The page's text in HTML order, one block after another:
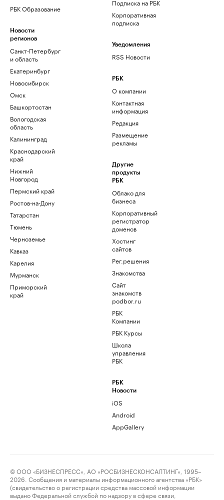
РБК Образование
Новости
регионов
Санкт-Петербург
и область
Екатеринбург
Новосибирск
Омск
Башкортостан
Вологодская
область
Калининград
Краснодарский
край
Нижний
Новгород
Пермский край
Ростов-на-Дону
Татарстан
Тюмень
Черноземье
Кавказ
Карелия
Мурманск
Приморский
край
Подписка на РБК
Корпоративная
подписка
Уведомления
RSS Новости
РБК
О компании
Контактная
информация
Редакция
Размещение
рекламы
Другие
продукты
РБК
Облако для
бизнеса
Корпоративный
регистратор
доменов
Хостинг
сайтов
Рег.решения
Знакомства
Сайт
знакомств
podbor.ru
РБК
Компании
РБК Курсы
Школа
управления
РБК
РБК
Новости
iOS
Android
AppGallery
© ООО «БИЗНЕСПРЕСС», АО «РОСБИЗНЕСКОНСАЛТИНГ», 1995–
2026. Сообщения и материалы информационного агентства «РБК»
(свидетельство о регистрации средства массовой информации
выдано Федеральной службой по надзору в сфере связи,